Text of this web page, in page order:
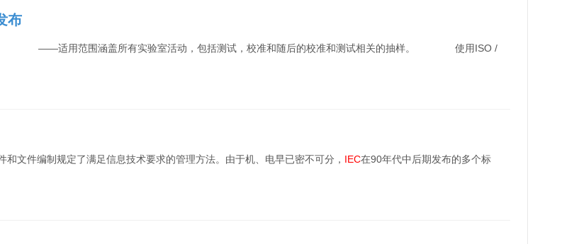
布
——适用范围涵盖所有实验室活动，包括测试，校准和随后的校准和测试相关的抽样。 使用ISO /
和文件编制规定了满足信息技术要求的管理方法。由于机、电早已密不可分， IEC在90年代中后期发布的多个标